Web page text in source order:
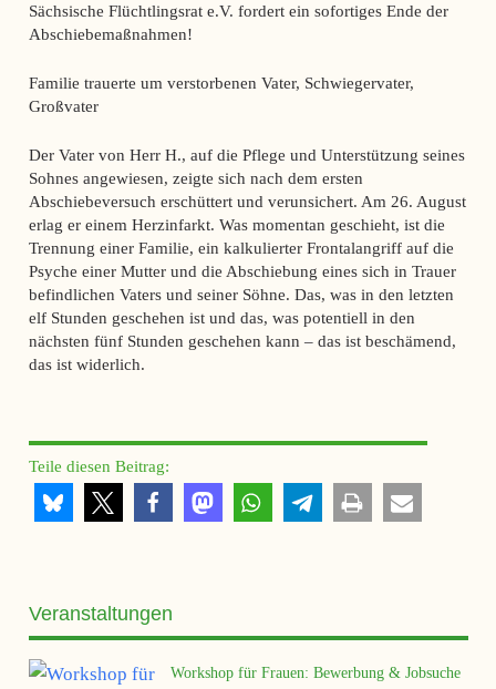
Sächsische Flüchtlingsrat e.V. fordert ein sofortiges Ende der
Abschiebemaßnahmen!
Familie trauerte um verstorbenen Vater, Schwiegervater,
Großvater
Der Vater von Herr H., auf die Pflege und Unterstützung seines
Sohnes angewiesen, zeigte sich nach dem ersten
Abschiebeversuch erschüttert und verunsichert. Am 26. August
erlag er einem Herzinfarkt. Was momentan geschieht, ist die
Trennung einer Familie, ein kalkulierter Frontalangriff auf die
Psyche einer Mutter und die Abschiebung eines sich in Trauer
befindlichen Vaters und seiner Söhne. Das, was in den letzten
elf Stunden geschehen ist und das, was potentiell in den
nächsten fünf Stunden geschehen kann – das ist beschämend,
das ist widerlich.
Teile diesen Beitrag:
Veranstaltungen
Workshop für Frauen: Bewerbung & Jobsuche